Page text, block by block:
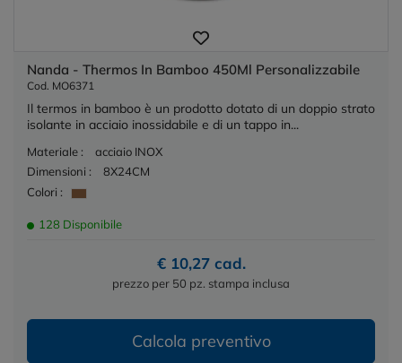
Nanda - Thermos In Bamboo 450Ml Personalizzabile
Cod. MO6371
Il termos in bamboo è un prodotto dotato di un doppio strato
isolante in acciaio inossidabile e di un tappo in...
Materiale :
acciaio INOX
Dimensioni :
8X24CM
Colori :
128 Disponibile
€ 10,27 cad.
prezzo per 50 pz. stampa inclusa
Calcola preventivo